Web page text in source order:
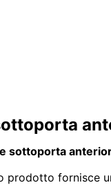
sottoporta
prodotto fornisce